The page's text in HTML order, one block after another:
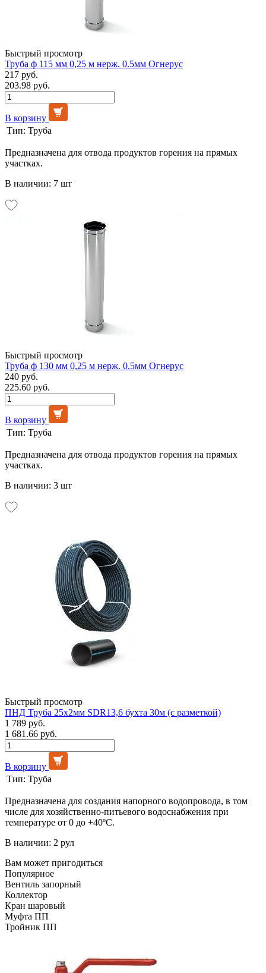
Быстрый просмотр
Труба ф 115 мм 0,25 м нерж. 0.5мм Огнерус
217 руб.
203.98 руб.
В корзину
Тип: Труба
Предназначена для отвода продуктов горения на прямых
участках.
В наличии: 7 шт
Быстрый просмотр
Труба ф 130 мм 0,25 м нерж. 0.5мм Огнерус
240 руб.
225.60 руб.
В корзину
Тип: Труба
Предназначена для отвода продуктов горения на прямых
участках.
В наличии: 3 шт
Быстрый просмотр
ПНД Труба 25х2мм SDR13,6 бухта 30м (с разметкой)
1 789 руб.
1 681.66 руб.
В корзину
Тип: Труба
Предназначена для создания напорного водопровода, в том
числе для хозяйственно-питьевого водоснабжения при
температуре от 0 до +40ºС.
В наличии: 2 рул
Вам может пригодиться
Популярное
Вентиль запорный
Коллектор
Кран шаровый
Муфта ПП
Тройник ПП